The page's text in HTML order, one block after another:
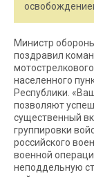
Министр
поздравил
населенного
Республики.
позволяют
существенный
группировки
российского
военной
неподдельную